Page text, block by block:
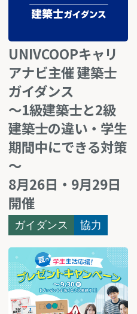
UNIVCOOPキャリ
アナビ主催 建築士
ガイダンス
～1級建築士と2級
建築士の違い・学生
期間中にできる対策
～
8月26日・9月29日
開催
ガイダンス 協力